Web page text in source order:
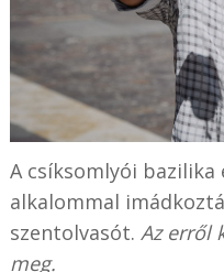
A csíksomlyói
alkalommal
szentolvasót. Az erről
meg.